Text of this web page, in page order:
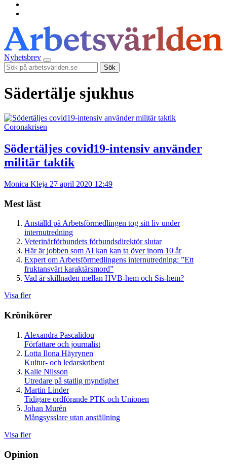
Nyhetsbrev
Sök
Sädertälje sjukhus
Coronakrisen
Södertäljes covid19-intensiv använder
militär taktik
Monica Kleja 27 april 2020 12:49
Mest läst
Anställd på Arbetsförmedlingen tog sitt liv under
internutredning
Veterinärförbundets förbundsdirektör slutar
Här är jobben som AI kan kan ta över inom 10 år
Expert om Arbetsförmedlingens internutredning: ”Ett
fruktansvärt karaktärsmord”
Vad är skillnaden mellan HVB-hem och Sis-hem?
Visa fler
Krönikörer
Alexandra Pascalidou
Författare och journalist
Lotta Ilona Häyrynen
Kultur- och ledarskribent
Kalle Nilsson
Utredare på statlig myndighet
Martin Linder
Tidigare ordförande PTK och Unionen
Johan Murén
Mångsysslare utan anställning
Visa fler
Opinion